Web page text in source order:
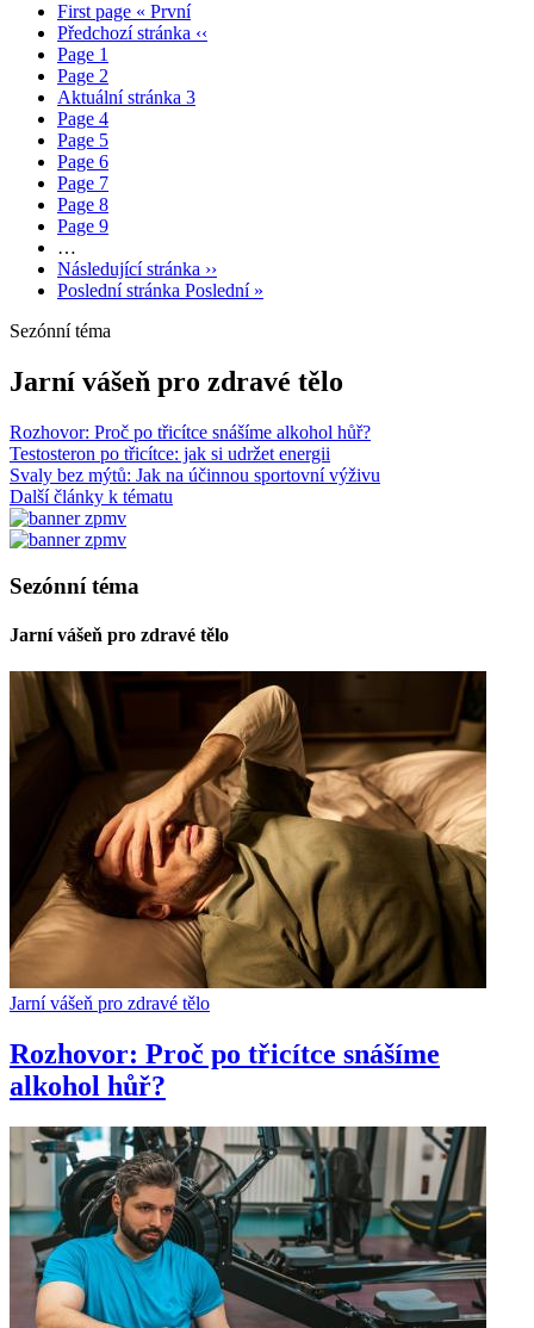
First page « První
Předchozí stránka ‹‹
Page 1
Page 2
Aktuální stránka 3
Page 4
Page 5
Page 6
Page 7
Page 8
Page 9
…
Následující stránka ››
Poslední stránka Poslední »
Sezónní téma
Jarní vášeň pro zdravé tělo
Rozhovor: Proč po třicítce snášíme alkohol hůř?
Testosteron po třicítce: jak si udržet energii
Svaly bez mýtů: Jak na účinnou sportovní výživu
Další články k tématu
Sezónní téma
Jarní vášeň pro zdravé tělo
Jarní vášeň pro zdravé tělo
Rozhovor: Proč po třicítce snášíme
alkohol hůř?